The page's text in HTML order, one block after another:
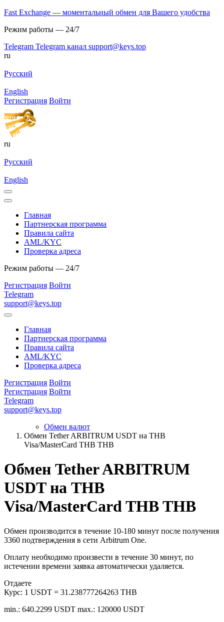
Fast Exchange — моментальный обмен для Вашего удобства
Режим работы — 24/7
Telegram Telegram канал support@keys.top
ru
Русский
English
Регистрация Войти
ru
Русский
English
Главная
Партнерская программа
Правила сайта
AML/KYC
Проверка адреса
Режим работы — 24/7
Регистрация Войти
Telegram
support@keys.top
Главная
Партнерская программа
Правила сайта
AML/KYC
Проверка адреса
Регистрация Войти
Регистрация Войти
Telegram
support@keys.top
Обмен валют
Обмен Tether ARBITRUM USDT на THB
Visa/MasterCard THB THB
Обмен Tether ARBITRUM
USDT на THB
Visa/MasterCard THB THB
Обмен производится в течение 10-180 минут после получения
3360 подтверждения в сети Arbitrum One.
Оплату необходимо произвести в течение 30 минут, по
истечении времени заявка автоматически удаляется.
Отдаете
Курс: 1 USDT = 31.238777264263 THB
min.: 640.2299 USDT max.: 120000 USDT